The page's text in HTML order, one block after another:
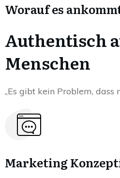
Worauf es
Authentisch
Menschen
„Es gibt kein Problem,
Marketing